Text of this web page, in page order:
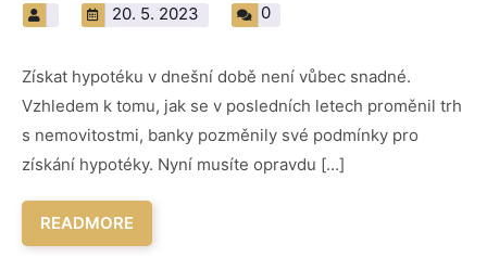
20. 5. 2023 0
Získat hypotéku v dnešní době není vůbec snadné.
Vzhledem k tomu, jak se v posledních letech proměnil trh
s nemovitostmi, banky pozměnily své podmínky pro
získání hypotéky. Nyní musíte opravdu […]
READMORE